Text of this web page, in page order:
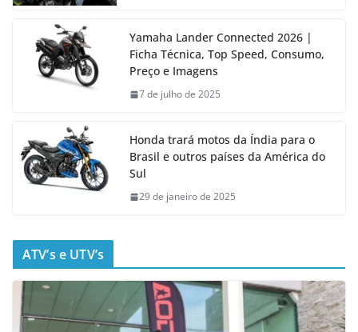
Yamaha Lander Connected 2026 |
Ficha Técnica, Top Speed, Consumo,
Preço e Imagens
7 de julho de 2025
Honda trará motos da Índia para o
Brasil e outros países da América do
Sul
29 de janeiro de 2025
ATV’s e UTV’s